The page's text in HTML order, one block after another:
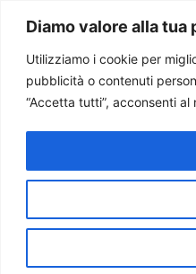
Diamo valore alla tua
Utilizziamo i cookie per
pubblicità o contenuti
“Accetta tutti”, acconsenti
Paolo
Il Triduo e la
secondo